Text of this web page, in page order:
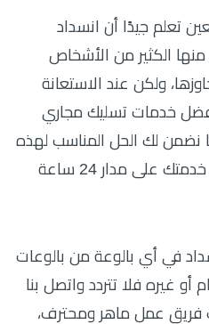
تعلم جيدًا أن انسداد
الكثير من الأشخاص
ولكن عند الاستعانة
خدمات تسليك مجاري
نضمن لك الحل المناسب لهذه
المشكلة، إضافة إلى أننا في خدمتك على مدار 24 ساعة
في أي بالوعة من بالوعات
أو غيره فلا تتردد واتصل بنا
عمل ماهر ومحترف،